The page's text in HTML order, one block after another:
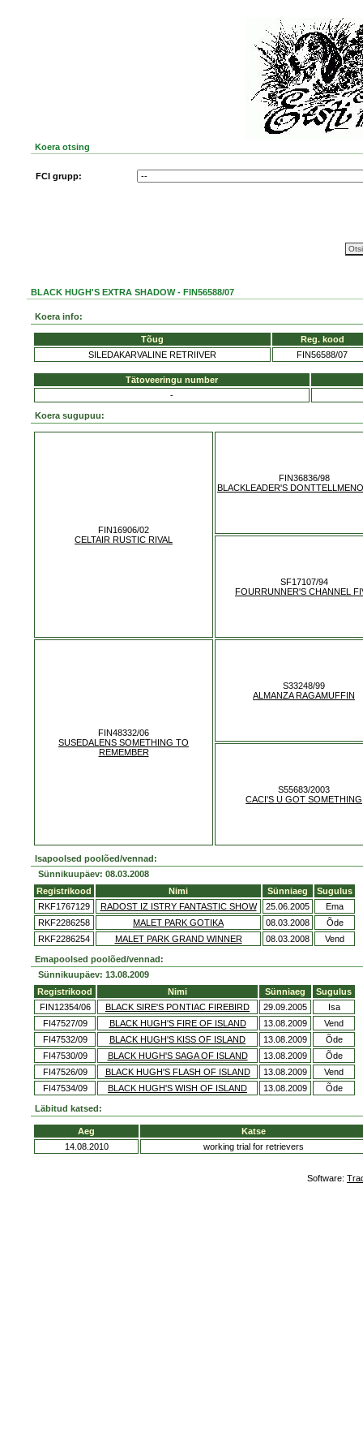
Koera otsing
FCI grupp:
BLACK HUGH'S EXTRA SHADOW - FIN56588/07
Koera info:
Tõug
Reg. kood
SILEDAKARVALINE RETRIIVER
FIN56588/07
Tätoveeringu number
-
Koera sugupuu:
FIN16906/02
CELTAIR RUSTIC RIVAL
FIN36836/98
BLACKLEADER'S
SF17107/94
FOURRUNNER'S CHANNEL
FIN48332/06
SUSEDALENS SOMETHING TO
REMEMBER
S33248/99
ALMANZA RAGAMUFFIN
S55683/2003
CACI'S U GOT SOMETHING
Isapoolsed poolõed/vennad:
Sünnikuupäev: 08.03.2008
Registrikood
Nimi Sünniaeg
Sugulus
RKF1767129
RADOST IZ ISTRY FANTASTIC SHOW 25.06.2005
Ema
RKF2286258
MALET PARK GOTIKA 08.03.2008
Õde
RKF2286254
MALET PARK GRAND WINNER 08.03.2008 Vend
Emapoolsed poolõed/vennad:
Sünnikuupäev: 13.08.2009
Registrikood
Nimi Sünniaeg
Sugulus
FIN12354/06
BLACK SIRE'S PONTIAC FIREBIRD 29.09.2005
Isa
FI47527/09
BLACK HUGH'S FIRE OF ISLAND 13.08.2009
Vend
FI47532/09
BLACK HUGH'S KISS OF ISLAND 13.08.2009
Õde
FI47530/09
BLACK HUGH'S SAGA OF ISLAND 13.08.2009
Õde
FI47526/09
BLACK HUGH'S FLASH OF ISLAND 13.08.2009
Vend
FI47534/09
BLACK HUGH'S WISH OF ISLAND 13.08.2009 Õde
Läbitud katsed:
Aeg
Katse
14.08.2010
working trial for retrievers
Software: